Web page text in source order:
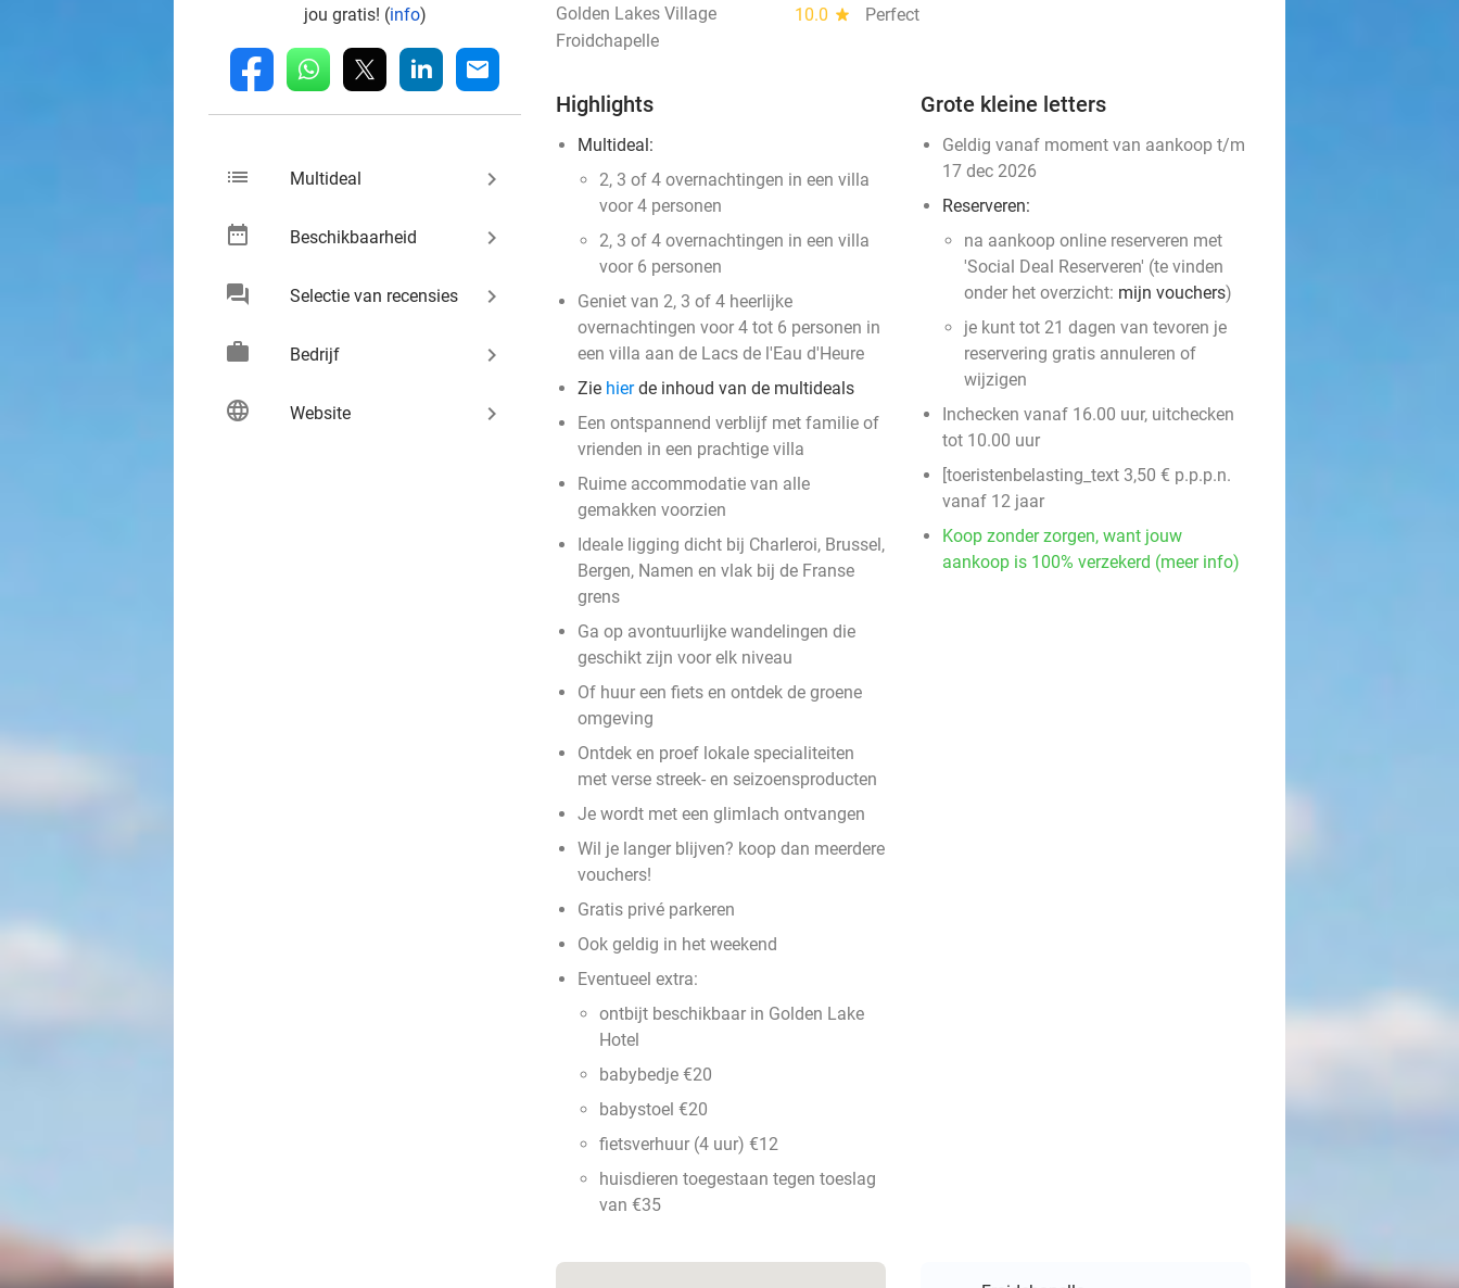
jou gratis! (info)
fb whatsapp linkedin mail
list Multideal keyboard_arrow_right
date_range Beschikbaarheid keyboard_arrow_right
chat Selectie van recensies keyboard_arrow_right
work Bedrijf keyboard_arrow_right
language Website keyboard_arrow_right
Golden Lakes Village 10.0 star
Perfect
Froidchapelle
Highlights
Multideal:
​2, 3 of 4 overnachtingen in een villa
voor 4 personen
2, 3 of 4 overnachtingen in een villa
voor 6 personen
Geniet van 2, 3 of 4 heerlijke
overnachtingen voor 4 tot 6 personen in
een villa aan de Lacs de l'Eau d'Heure
Zie hierde inhoud van de multideals
Een ontspannend verblijf met familie of
vrienden in een prachtige villa
Ruime accommodatie van alle
gemakken voorzien
Ideale ligging dicht bij Charleroi, Brussel,
Bergen, Namen en vlak bij de Franse
grens
Ga op avontuurlijke wandelingen die
geschikt zijn voor elk niveau
Of huur een fiets en ontdek de groene
omgeving
Ontdek en proef lokale specialiteiten
met verse streek- en seizoensproducten
Je wordt met een glimlach ontvangen
Wil je langer blijven? koop dan meerdere
vouchers!
Gratis privé parkeren
Ook geldig in het weekend
Eventueel extra:
ontbijt beschikbaar in Golden Lake
Hotel
babybedje €20
babystoel €20
fietsverhuur (4 uur) €12
huisdieren toegestaan tegen toeslag
van €35
Grote kleine letters
Geldig vanaf moment van aankoop t/m
17 dec 2026
Reserveren:
na aankoop online reserveren met
'Social Deal Reserveren' (te vinden
onder het overzicht: mijn vouchers)
je kunt tot 21 dagen van tevoren je
reservering gratis annuleren of
wijzigen
Inchecken vanaf 16.00 uur, uitchecken
tot 10.00 uur
[toeristenbelasting_text 3,50 € p.p.p.n.
vanaf 12 jaar
Koop zonder zorgen, want jouw
aankoop is 100% verzekerd (meer info)